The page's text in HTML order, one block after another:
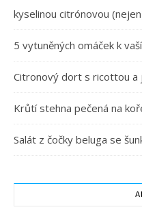
kyselinou citrónovou
5 vytuněných omáček k
Citronový dort s ricottou a
Krůtí stehna pečená na
Salát z čočky beluga se